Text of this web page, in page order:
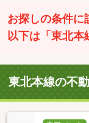
お探しの条件に
以下は「東北本
東北本線の不